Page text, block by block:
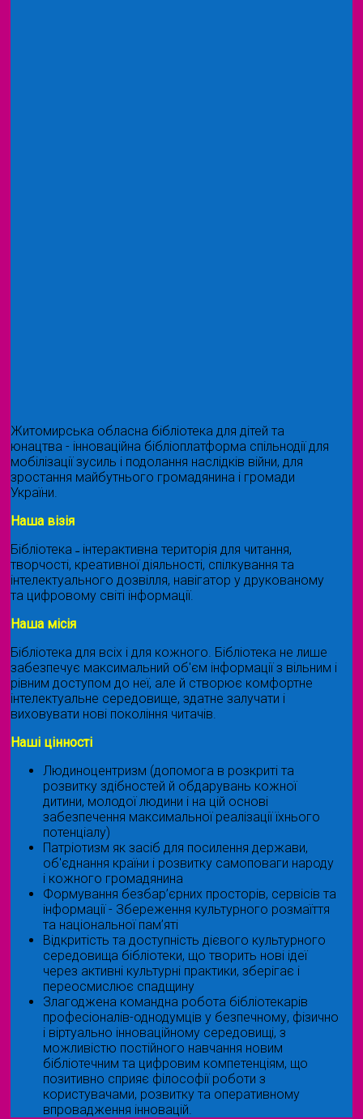
Житомирська обласна бібліотека для дітей та
юнацтва - інноваційна бібліоплатформа спільнодії для
мобілізації зусиль і подолання наслідків війни, для
зростання майбутнього громадянина і громади
України.
Наша візія
Бібліотека ˗ інтерактивна територія для читання,
творчості, креативної діяльності, спілкування та
інтелектуального дозвілля, навігатор у друкованому
та цифровому світі інформації.
Наша місія
Бібліотека для всіх і для кожного. Бібліотека не лише
забезпечує максимальний об'єм інформації з вільним і
рівним доступом до неї, але й створює комфортне
інтелектуальне середовище, здатне залучати і
виховувати нові покоління читачів.
Наші цінності
Людиноцентризм (допомога в розкриті та
розвитку здібностей й обдарувань кожної
дитини, молодої людини і на цій основі
забезпечення максимальної реалізації їхнього
потенціалу)
Патріотизм як засіб для посилення держави,
об'єднання країни і розвитку самоповаги народу
і кожного громадянина
Формування безбар’єрних просторів, сервісів та
інформації - Збереження культурного розмаїття
та національної пам’яті
Відкритість та доступність дієвого культурного
середовища бібліотеки, що творить нові ідеї
через активні культурні практики, зберігає і
переосмислює спадщину
Злагоджена командна робота бібліотекарів
професіоналів-однодумців у безпечному, фізично
і віртуально інноваційному середовищі, з
можливістю постійного навчання новим
бібліотечним та цифровим компетенціям, що
позитивно сприяє філософії роботи з
користувачами, розвитку та оперативному
впровадження інновацій.